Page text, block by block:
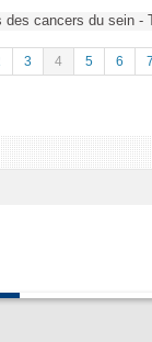
cancers du sein -
3 4 5 6